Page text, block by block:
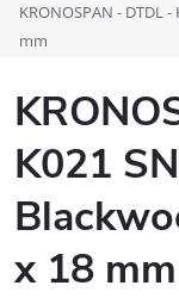
KRONOSPAN - DTDL
mm
K021
x 18 mm